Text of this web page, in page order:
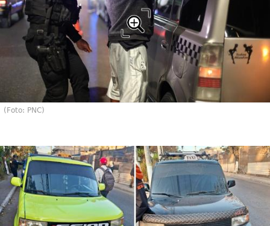
(Foto: PNC)